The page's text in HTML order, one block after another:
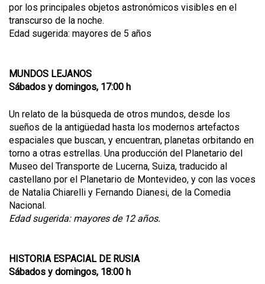
por los principales objetos astronómicos visibles en el
transcurso de la noche.
Edad sugerida: mayores de 5 años
MUNDOS LEJANOS
Sábados y domingos, 17:00 h
Un relato de la búsqueda de otros mundos, desde los
sueños de la antigüedad hasta los modernos artefactos
espaciales que buscan, y encuentran, planetas orbitando en
torno a otras estrellas. Una producción del Planetario del
Museo del Transporte de Lucerna, Suiza, traducido al
castellano por el Planetario de Montevideo, y con las voces
de Natalia Chiarelli y Fernando Dianesi, de la Comedia
Nacional.
Edad sugerida: mayores de 12 años.
HISTORIA ESPACIAL DE RUSIA
Sábados y domingos, 18:00 h